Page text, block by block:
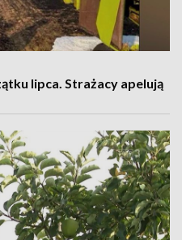
lipca. Strażacy apelują